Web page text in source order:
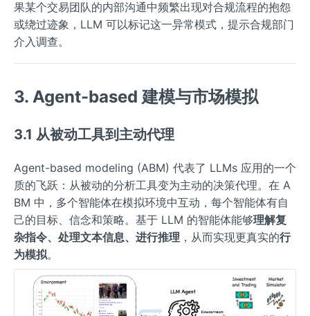
果某个交易团队的内部沟通中频繁出现对合规流程的抱怨
或绕过迹象，LLM 可以标记这一异常模式，提示合规部门
介入调查。
3. Agent-based 建模与市场模拟
3.1 从被动工具到主动代理
Agent-based modeling (ABM) 代表了 LLMs 应用的一个
质的飞跃：从被动的分析工具变为主动的决策代理。在 A
BM 中，多个智能体在模拟环境中互动，每个智能体有自
己的目标、信念和策略。基于 LLM 的智能体能够理解复
杂指令、处理文本信息、进行推理 ，从而实现更真实的行
为模拟。